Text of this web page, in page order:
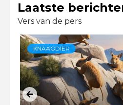
Laatste
Vers van de pers
KNAAGDIER